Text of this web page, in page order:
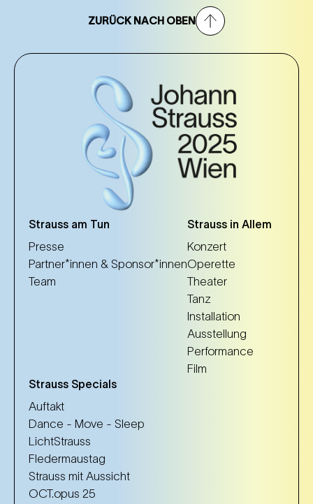
ZURÜCK NACH OBEN
Strauss am Tun
Presse
Partner*innen & Sponsor*innen
Team
Strauss in Allem
Konzert
Operette
Theater
Tanz
Installation
Ausstellung
Performance
Film
Strauss Specials
Auftakt
Dance - Move - Sleep
LichtStrauss
Fledermaustag
Strauss mit Aussicht
OCT.opus 25